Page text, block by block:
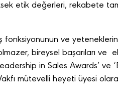
etik değerleri, rekabete tam
fonksiyonunun ve
bireysel başarıları ve
in Sales Awards’ ve
mütevelli heyeti üyesi